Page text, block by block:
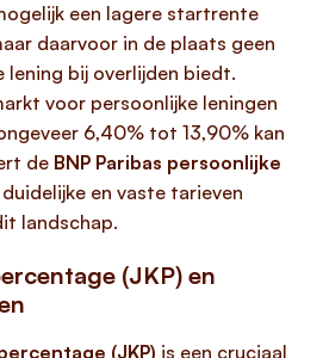
een lagere startrente
daarvoor in de plaats geen
lening bij overlijden biedt.
voor persoonlijke leningen
6,40% tot 13,90% kan
de BNP Paribas persoonlijke
en vaste tarieven
landschap.
(JKP) en
(JKP) is een cruciaal